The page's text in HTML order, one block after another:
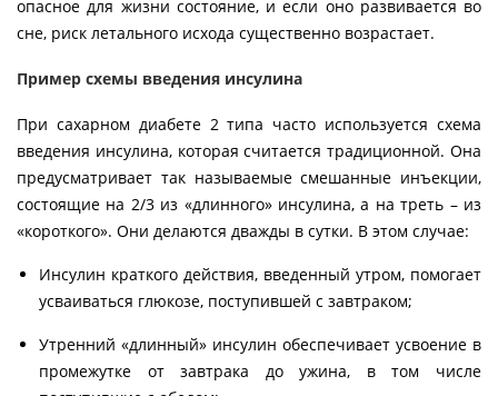
опасное для жизни состояние, и если оно развивается во
сне, риск летального исхода существенно возрастает.
Пример схемы введения инсулина
При сахарном диабете 2 типа часто используется схема
введения инсулина, которая считается традиционной. Она
предусматривает так называемые смешанные инъекции,
состоящие на 2/3 из «длинного» инсулина, а на треть – из
«короткого». Они делаются дважды в сутки. В этом случае:
Инсулин краткого действия, введенный утром, помогает
усваиваться глюкозе, поступившей с завтраком;
Утренний «длинный» инсулин обеспечивает усвоение в
промежутке от завтрака до ужина, в том числе